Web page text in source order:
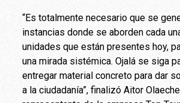
“Es totalmente necesario que se
instancias donde se aborden cada
unidades que están presentes hoy,
una mirada sistémica. Ojalá se siga
entregar material concreto para dar
a la ciudadanía”, finalizó Aitor